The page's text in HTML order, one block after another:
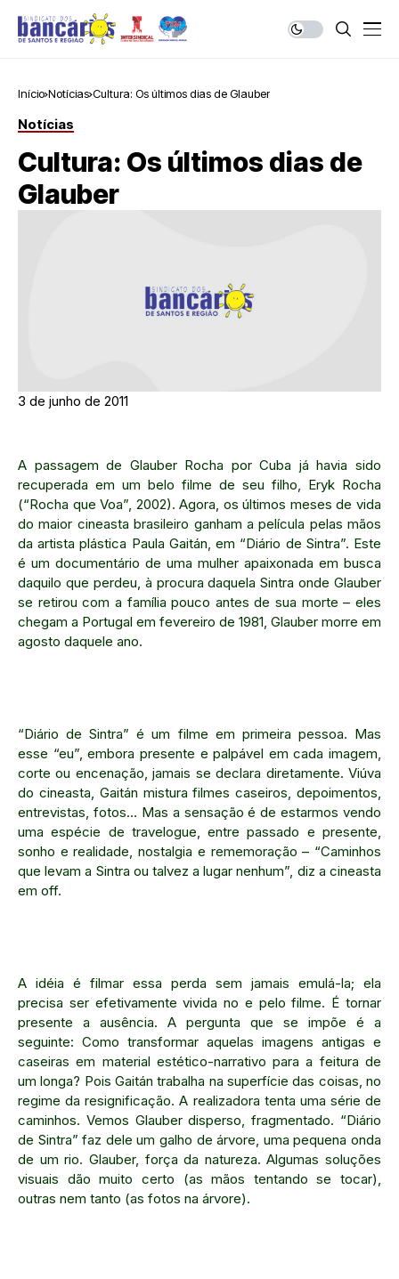
Início Notícias Cultura: Os últimos dias de Glauber
Notícias
Cultura: Os últimos dias de
Glauber
3 de junho de 2011
A passagem de Glauber Rocha por Cuba já havia sido
recuperada em um belo filme de seu filho, Eryk Rocha
(“Rocha que Voa”, 2002). Agora, os últimos meses de vida
do maior cineasta brasileiro ganham a película pelas mãos
da artista plástica Paula Gaitán, em “Diário de Sintra”. Este
é um documentário de uma mulher apaixonada em busca
daquilo que perdeu, à procura daquela Sintra onde Glauber
se retirou com a família pouco antes de sua morte – eles
chegam a Portugal em fevereiro de 1981, Glauber morre em
agosto daquele ano.
“Diário de Sintra” é um filme em primeira pessoa. Mas
esse “eu”, embora presente e palpável em cada imagem,
corte ou encenação, jamais se declara diretamente. Viúva
do cineasta, Gaitán mistura filmes caseiros, depoimentos,
entrevistas, fotos… Mas a sensação é de estarmos vendo
uma espécie de travelogue, entre passado e presente,
sonho e realidade, nostalgia e rememoração – “Caminhos
que levam a Sintra ou talvez a lugar nenhum”, diz a cineasta
em off.
A idéia é filmar essa perda sem jamais emulá-la; ela
precisa ser efetivamente vivida no e pelo filme. É tornar
presente a ausência. A pergunta que se impõe é a
seguinte: Como transformar aquelas imagens antigas e
caseiras em material estético-narrativo para a feitura de
um longa? Pois Gaitán trabalha na superfície das coisas, no
regime da resignificação. A realizadora tenta uma série de
caminhos. Vemos Glauber disperso, fragmentado. “Diário
de Sintra” faz dele um galho de árvore, uma pequena onda
de um rio. Glauber, força da natureza. Algumas soluções
visuais dão muito certo (as mãos tentando se tocar),
outras nem tanto (as fotos na árvore).